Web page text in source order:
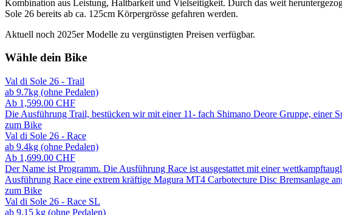
Kombination aus Leistung, Haltbarkeit und Vielseitigkeit. Durch das weit
Sole 26 bereits ab ca. 125cm Körpergrösse gefahren werden.
Aktuell noch 2025er Modelle zu vergünstigten Preisen verfügbar.
Wähle dein Bike
Val di Sole 26 - Trail
ab 9.7kg (ohne Pedalen)
Ab 1,599.00 CHF
Die Ausführung Trail, bestücken wir mit einer 11- fach Shimano Deore Gruppe, einer
zum Bike
Val di Sole 26 - Race
ab 9.4kg (ohne Pedalen)
Ab 1,699.00 CHF
Der Name ist Programm. Die Ausführung Race ist ausgestattet mit einer
Ausführung Race eine extrem kräftige Magura MT4 Carbotecture Disc Bremsanlage
zum Bike
Val di Sole 26 - Race SL
ab 9.15 kg (ohne Pedalen)